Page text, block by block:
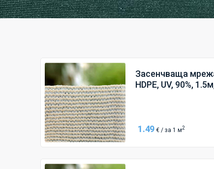
Засенчваща
HDPE, UV, 90%,
1.49 € / за 1 м2